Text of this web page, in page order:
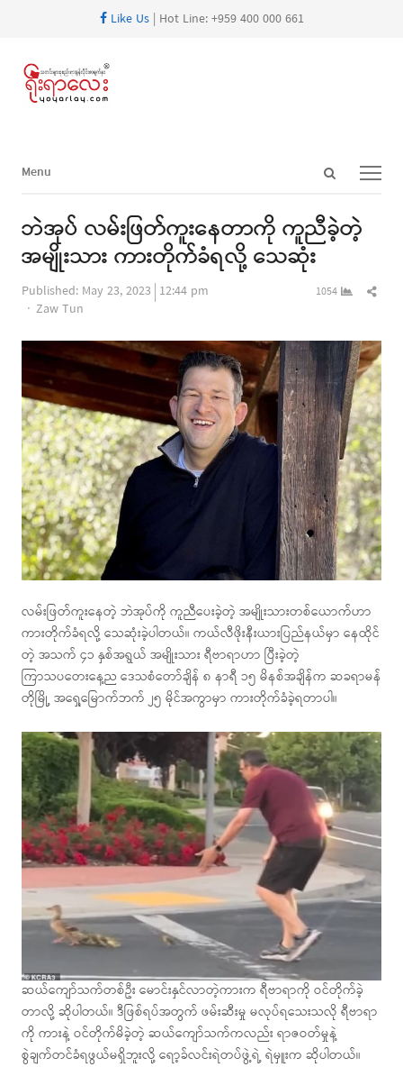
Like Us| Hot Line: +959 400 000 661
Open
panel
Menu
Menu
ဘဲအုပ် လမ်းဖြတ်ကူးနေတာကို ကူညီခဲ့တဲ့
အမျိုးသား ကားတိုက်ခံရလို့ သေဆုံး
Published: May 23, 2023 12:44 pm
Author
Zaw Tun
1054
လမ်းဖြတ်ကူးနေတဲ့ ဘဲအုပ်ကို ကူညီပေးခဲ့တဲ့ အမျိုးသားတစ်ယောက်ဟာ
ကားတိုက်ခံရလို့ သေဆုံးခဲ့ပါတယ်။ ကယ်လီဖိုးနီးယားပြည်နယ်မှာ နေထိုင်
တဲ့ အသက် ၄၁ နှစ်အရွယ် အမျိုးသား ရီဗာရာဟာ ပြီးခဲ့တဲ့
ကြာသပတေးနေ့ည ဒေသစံတော်ချိန် ၈ နာရီ ၁၅ မိနစ်အချိန်က ဆခရာမန်
တိုမြို့ အရှေ့မြောက်ဘက် ၂၅ မိုင်အကွာမှာ ကားတိုက်ခံခဲ့ရတာပါ။
ဆယ်ကျော်သက်တစ်ဦး မောင်းနှင်လာတဲ့ကားက ရီဗာရာကို ဝင်တိုက်ခဲ့
တာလို့ ဆိုပါတယ်။ ဒီဖြစ်ရပ်အတွက် ဖမ်းဆီးမှု မလုပ်ရသေးသလို ရီဗာရာ
ကို ကားနဲ့ ဝင်တိုက်မိခဲ့တဲ့ ဆယ်ကျော်သက်ကလည်း ရာဇဝတ်မှုနဲ့
စွဲချက်တင်ခံရဖွယ်မရှိဘူးလို့ ရော့ခ်လင်းရဲတပ်ဖွဲ့ရဲ့ ရဲမှူးက ဆိုပါတယ်။